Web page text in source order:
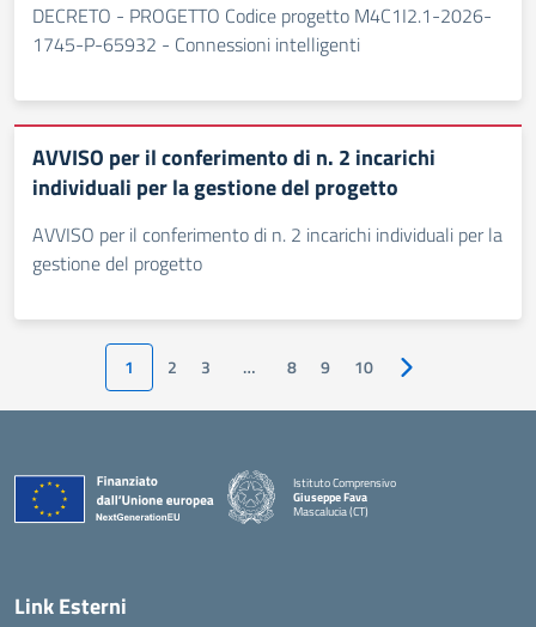
DECRETO - PROGETTO Codice progetto M4C1I2.1-2026-
1745-P-65932 - Connessioni intelligenti
AVVISO per il conferimento di n. 2 incarichi
individuali per la gestione del progetto
AVVISO per il conferimento di n. 2 incarichi individuali per la
gestione del progetto
1 2 3 … 8 9 10 Pagina successiva
Istituto Comprensivo
Giuseppe Fava
Mascalucia (CT)
Link Esterni